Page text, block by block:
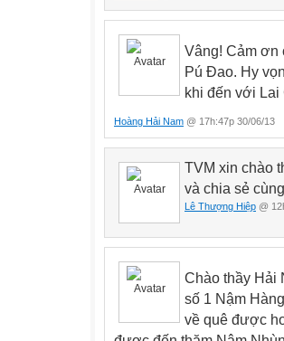
Vâng! Cảm ơn
Pú Đao. Hy
khi đến với Lai
Hoàng Hải Nam @ 17h:47p 30/06/13
TVM xin chào
và chia sẻ
Lê Thượng Hiệp @
Chào thầy Hải
số 1 Nậm
về quê được